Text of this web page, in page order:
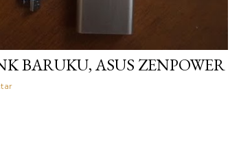
BARUKU, ASUS ZENPOWER